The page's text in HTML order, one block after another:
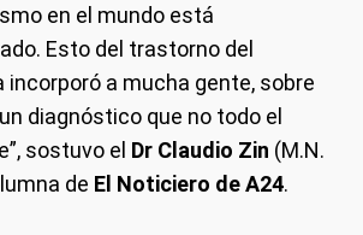
en el mundo está
Esto del trastorno del
a mucha gente, sobre
diagnóstico que no todo el
sostuvo el Dr Claudio Zin (M.N.
de El Noticiero de A24.